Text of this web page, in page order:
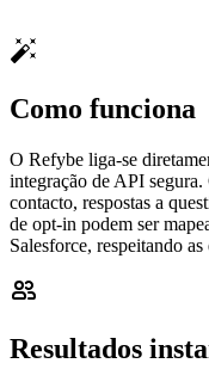
Como funciona
O Refybe liga-se
integração de API
contacto, respostas a
de opt-in podem ser
Salesforce, respeitando
Resultados